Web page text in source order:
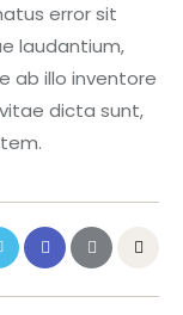
error sit
laudantium,
ab illo inventore
dicta sunt,